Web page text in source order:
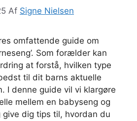
Af Signe Nielsen
omfattende guide om
Som forælder kan
at forstå, hvilken type
til dit barns aktuelle
I denne guide vil vi klargøre
mellem en babyseng og
give dig tips til, hvordan du